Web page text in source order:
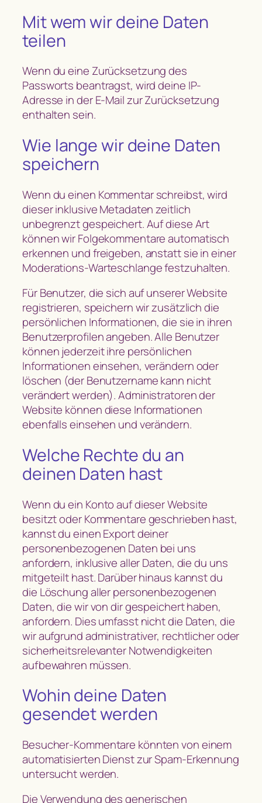
Mit wem wir deine Daten
teilen
Wenn du eine Zurücksetzung des
Passworts beantragst, wird deine IP-
Adresse in der E-Mail zur Zurücksetzung
enthalten sein.
Wie lange wir deine Daten
speichern
Wenn du einen Kommentar schreibst, wird
dieser inklusive Metadaten zeitlich
unbegrenzt gespeichert. Auf diese Art
können wir Folgekommentare automatisch
erkennen und freigeben, anstatt sie in einer
Moderations-Warteschlange festzuhalten.
Für Benutzer, die sich auf unserer Website
registrieren, speichern wir zusätzlich die
persönlichen Informationen, die sie in ihren
Benutzerprofilen angeben. Alle Benutzer
können jederzeit ihre persönlichen
Informationen einsehen, verändern oder
löschen (der Benutzername kann nicht
verändert werden). Administratoren der
Website können diese Informationen
ebenfalls einsehen und verändern.
Welche Rechte du an
deinen Daten hast
Wenn du ein Konto auf dieser Website
besitzt oder Kommentare geschrieben hast,
kannst du einen Export deiner
personenbezogenen Daten bei uns
anfordern, inklusive aller Daten, die du uns
mitgeteilt hast. Darüber hinaus kannst du
die Löschung aller personenbezogenen
Daten, die wir von dir gespeichert haben,
anfordern. Dies umfasst nicht die Daten, die
wir aufgrund administrativer, rechtlicher oder
sicherheitsrelevanter Notwendigkeiten
aufbewahren müssen.
Wohin deine Daten
gesendet werden
Besucher-Kommentare könnten von einem
automatisierten Dienst zur Spam-Erkennung
untersucht werden.
Die Verwendung des generischen